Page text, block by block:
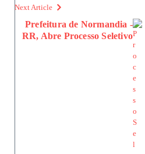
Next Article
Prefeitura de Normandia -
RR, Abre Processo Seletivo